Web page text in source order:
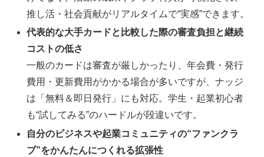
推し活・社会貢献がリアルタイムで“実感”できます。
代表的な大手カードと比較した際の審査負担と継続
コストの低さ
一般のカードは審査が厳しかったり、年会費・発行
費用・更新費用がかかる場合が多いですが、ナッジ
は「無料＆即日発行」にも対応。学生・起業初心者
も“試してみる”のハードルが段違いです。
自分のビジネスや起業コミュニティの“ファンクラ
ブ”をかんたんにつくれる拡張性